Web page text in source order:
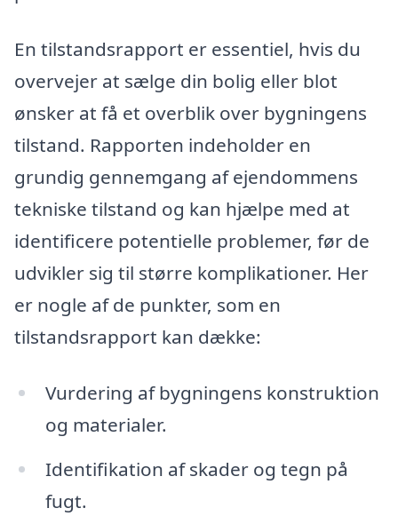
En tilstandsrapport er essentiel, hvis du
overvejer at sælge din bolig eller blot
ønsker at få et overblik over bygningens
tilstand. Rapporten indeholder en
grundig gennemgang af ejendommens
tekniske tilstand og kan hjælpe med at
identificere potentielle problemer, før de
udvikler sig til større komplikationer. Her
er nogle af de punkter, som en
tilstandsrapport kan dække:
Vurdering af bygningens konstruktion
og materialer.
Identifikation af skader og tegn på
fugt.